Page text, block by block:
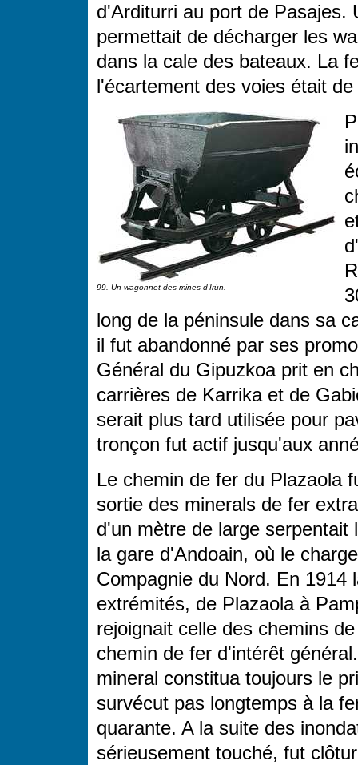
d'Arditurri au port de Pasajes.
permettait de décharger les
dans la cale des bateaux. La
l'écartement des voies était
99. Un wagonnet des mines d'Irún.
long de la péninsule dans sa
il fut abandonné par ses
Général du Gipuzkoa prit en
carrières de Karrika et de
serait plus tard utilisée pour
tronçon fut actif jusqu'aux
Le chemin de fer du Plazaola
sortie des minerals de fer
d'un mètre de large serpentait
la gare d'Andoain, où le
Compagnie du Nord. En 1914
extrémités, de Plazaola à
rejoignait celle des chemins
chemin de fer d'intérêt
mineral constitua toujours le
survécut pas longtemps à la
quarante. A la suite des
sérieusement touché, fut